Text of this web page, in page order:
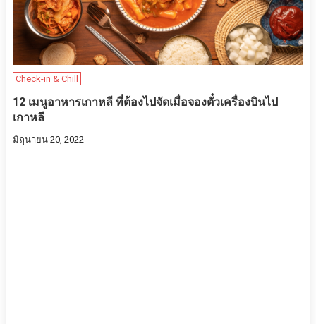
Check-in & Chill
12 เมนูอาหารเกาหลี ที่ต้องไปจัดเมื่อจองตั๋วเครื่องบินไป
เกาหลี
มิถุนายน 20, 2022